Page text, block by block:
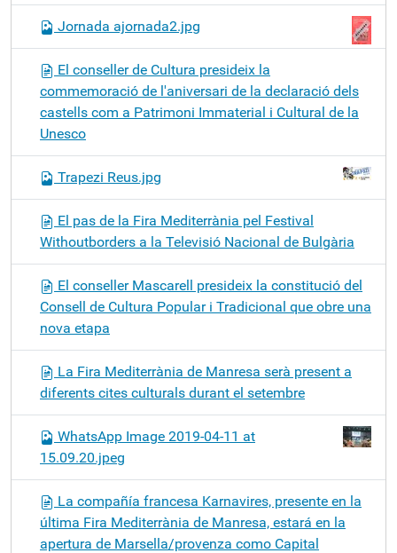
Jornada ajornada2.jpg
El conseller de Cultura presideix la
commemoració de l'aniversari de la declaració dels
castells com a Patrimoni Immaterial i Cultural de la
Unesco
Trapezi Reus.jpg
El pas de la Fira Mediterrània pel Festival
Withoutborders a la Televisió Nacional de Bulgària
El conseller Mascarell presideix la constitució del
Consell de Cultura Popular i Tradicional que obre una
nova etapa
La Fira Mediterrània de Manresa serà present a
diferents cites culturals durant el setembre
WhatsApp Image 2019-04-11 at
15.09.20.jpeg
La compañía francesa Karnavires, presente en la
última Fira Mediterrània de Manresa, estará en la
apertura de Marsella/provenza como Capital